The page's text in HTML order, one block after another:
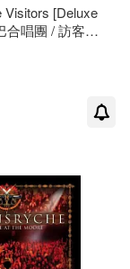
Visitors [Deluxe
合唱團 / 訪客
念盤】)